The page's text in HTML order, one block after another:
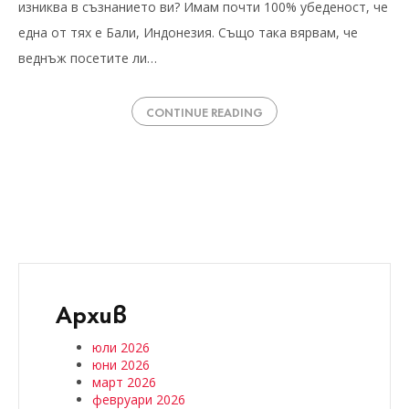
изниква в съзнанието ви? Имам почти 100% убеденост, че
една от тях е Бали, Индонезия. Също така вярвам, че
веднъж посетите ли…
CONTINUE READING
Архив
юли 2026
юни 2026
март 2026
февруари 2026